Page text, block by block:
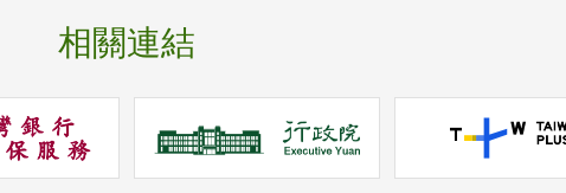
相關連結